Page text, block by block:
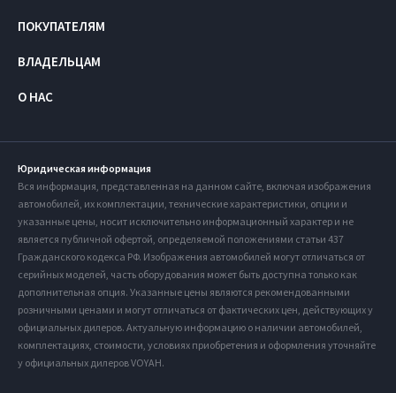
ПОКУПАТЕЛЯМ
ВЛАДЕЛЬЦАМ
О НАС
Юридическая информация
Вся информация, представленная на данном сайте, включая изображения
автомобилей, их комплектации, технические характеристики, опции и
указанные цены, носит исключительно информационный характер и не
является публичной офертой, определяемой положениями статьи 437
Гражданского кодекса РФ. Изображения автомобилей могут отличаться от
серийных моделей, часть оборудования может быть доступна только как
дополнительная опция. Указанные цены являются рекомендованными
розничными ценами и могут отличаться от фактических цен, действующих у
официальных дилеров. Актуальную информацию о наличии автомобилей,
комплектациях, стоимости, условиях приобретения и оформления уточняйте
у официальных дилеров VOYAH.